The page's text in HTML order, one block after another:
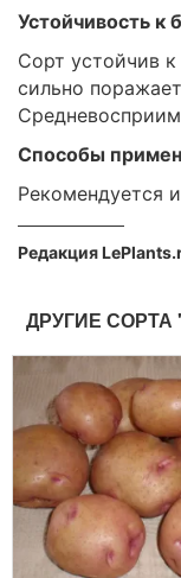
Устойчивость к
Сорт устойчив
сильно
Способы
Рекомендуется
Редакция
ДРУГИЕ